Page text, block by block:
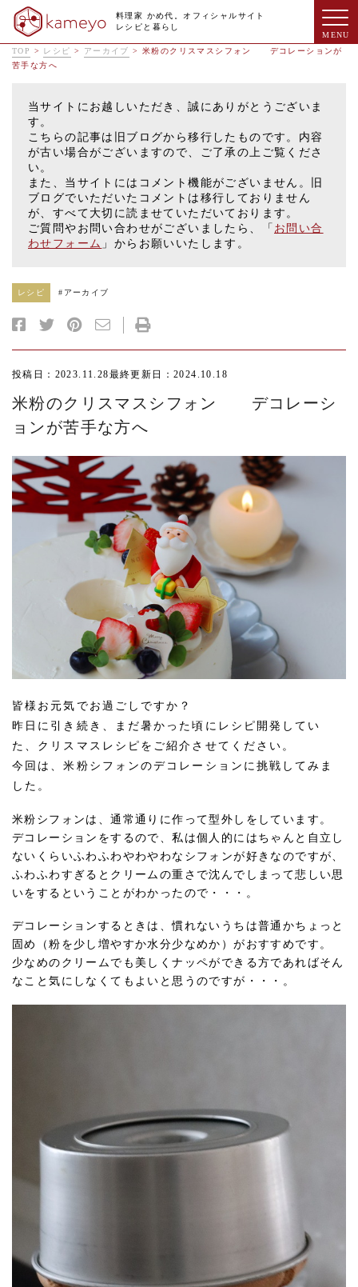
料理家 かめ代。オフィシャルサイト
レシピと暮らし
TOP > レシピ > アーカイブ >米粉のクリスマスシフォン デコレーションが
苦手な方へ
当サイトにお越しいただき、誠にありがとうございま
す。
こちらの記事は旧ブログから移行したものです。内容
が古い場合がございますので、ご了承の上ご覧くださ
い。
また、当サイトにはコメント機能がございません。旧
ブログでいただいたコメントは移行しておりません
が、すべて大切に読ませていただいております。
ご質問やお問い合わせがございましたら、「 お問い合
わせフォーム 」からお願いいたします。
レシピ # アーカイブ
投稿日：2023.11.28最終更新日：2024.10.18
米粉のクリスマスシフォン デコレーシ
ョンが苦手な方へ
皆様お元気でお過ごしですか？
昨日に引き続き、まだ暑かった頃にレシピ開発してい
た、クリスマスレシピをご紹介させてください。
今回は、米粉シフォンのデコレーションに挑戦してみま
した。
米粉シフォンは、通常通りに作って型外しをしています。
デコレーションをするので、私は個人的にはちゃんと自立し
ないくらいふわふわやわやわなシフォンが好きなのですが、
ふわふわすぎるとクリームの重さで沈んでしまって悲しい思
いをするということがわかったので・・・。
デコレーションするときは、慣れないうちは普通かちょっと
固め（粉を少し増やすか水分少なめか）がおすすめです。
少なめのクリームでも美しくナッペができる方であればそん
なこと気にしなくてもよいと思うのですが・・・。